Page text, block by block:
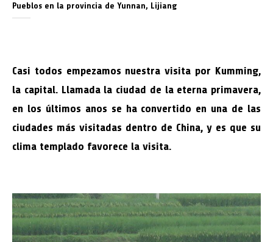
Pueblos en la provincia de Yunnan, Lijiang
Casi todos empezamos nuestra visita por Kumming,
la capital. Llamada la ciudad de la eterna primavera,
en los últimos anos se ha convertido en una de las
ciudades más visitadas dentro de China, y es que su
clima templado favorece la visita.